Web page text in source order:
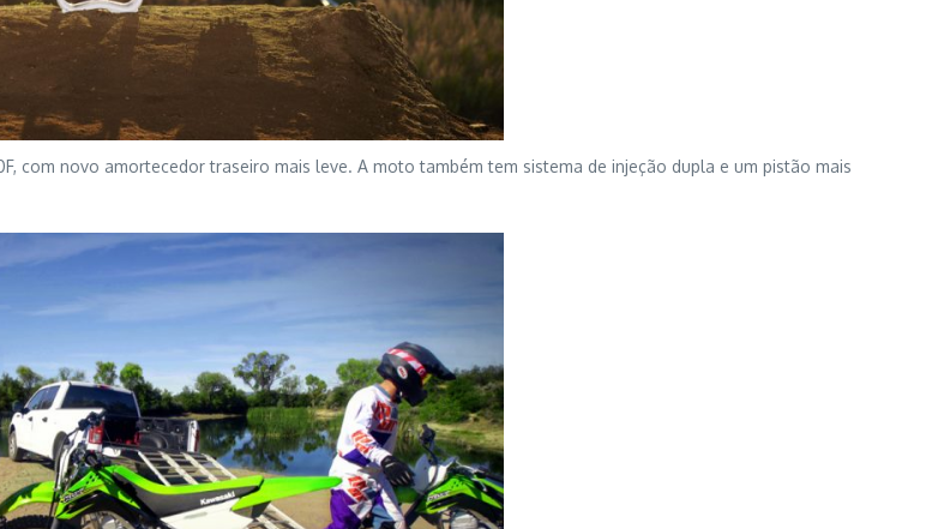
com novo amortecedor traseiro mais leve. A moto também tem sistema de injeção dupla e um pistão mais